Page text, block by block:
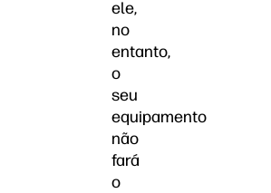
ele,
no
entanto,
o
seu
equipamento
não
fará
o